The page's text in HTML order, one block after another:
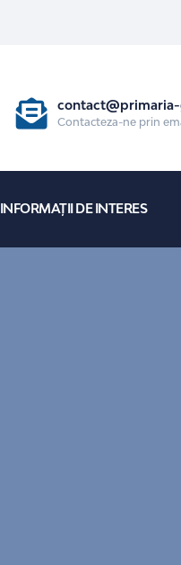
Contacteza-ne prin
INFORMAȚII DE INTERES